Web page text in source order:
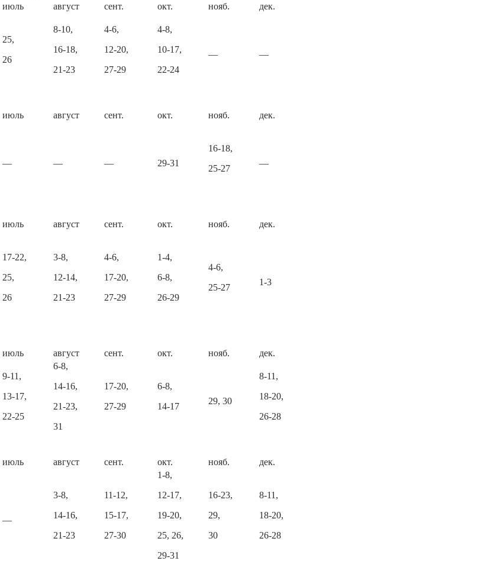
июль август сент. окт. нояб. дек.
25,
26
8-10,
16-18,
21-23
4-6,
12-20,
27-29
4-8,
10-17,
22-24
— —
июль август сент. окт. нояб. дек.
— — — 29-31
16-18,
25-27
—
июль август сент. окт. нояб. дек.
17-22,
25,
26
3-8,
12-14,
21-23
4-6,
17-20,
27-29
1-4,
6-8,
26-29
4-6,
25-27
1-3
июль август сент. окт. нояб.
дек.
9-11,
13-17,
22-25
6-8,
14-16,
21-23,
31
17-20,
27-29
6-8,
14-17
29, 30
8-11,
18-20,
26-28
июль август сент. окт. нояб. дек.
—
3-8,
14-16,
21-23
11-12,
15-17,
27-30
1-8,
12-17,
19-20,
25, 26,
29-31
16-23,
29,
30
8-11,
18-20,
26-28